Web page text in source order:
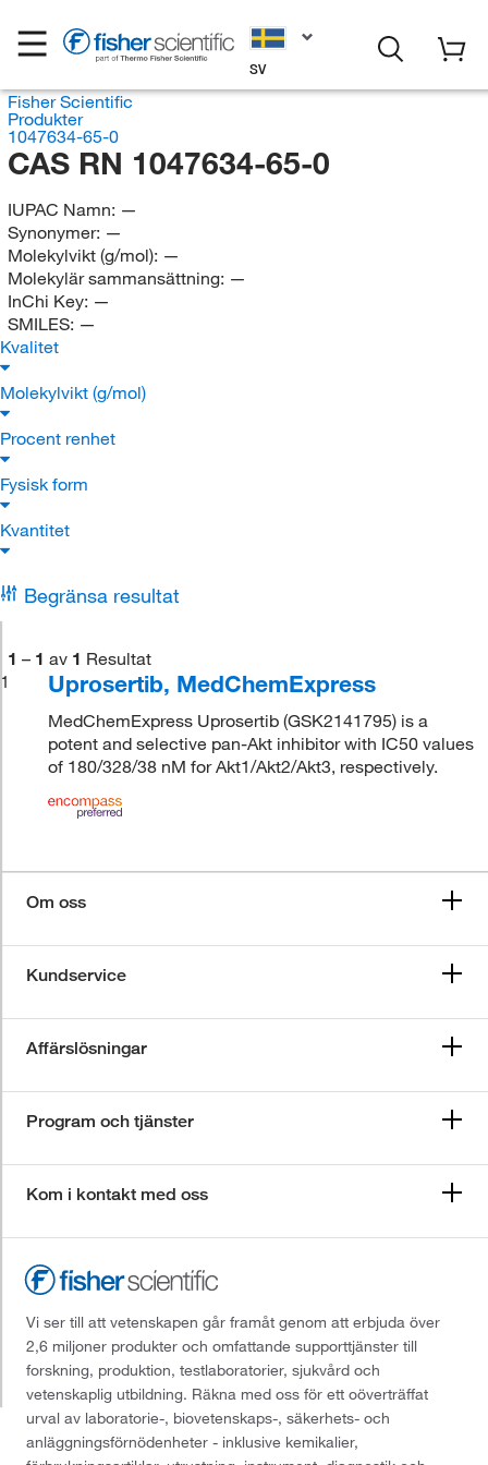
SV
Fisher Scientific
Produkter
1047634-65-0
CAS RN 1047634-65-0
IUPAC Namn: —
Synonymer: —
Molekylvikt (g/mol): —
Molekylär sammansättning: —
InChi Key: —
SMILES: —
Kvalitet
Molekylvikt (g/mol)
Procent renhet
Fysisk form
Kvantitet
Begränsa resultat
1 – 1 av 1 Resultat
1
Uprosertib, MedChemExpress
MedChemExpress Uprosertib (GSK2141795) is a
potent and selective pan-Akt inhibitor with IC50 values
of 180/328/38 nM for Akt1/Akt2/Akt3, respectively.
Om oss
Kundservice
Affärslösningar
Program och tjänster
Kom i kontakt med oss
Vi ser till att vetenskapen går framåt genom att erbjuda över
2,6 miljoner produkter och omfattande supporttjänster till
forskning, produktion, testlaboratorier, sjukvård och
vetenskaplig utbildning. Räkna med oss för ett oöverträffat
urval av laboratorie-, biovetenskaps-, säkerhets- och
anläggningsförnödenheter - inklusive kemikalier,